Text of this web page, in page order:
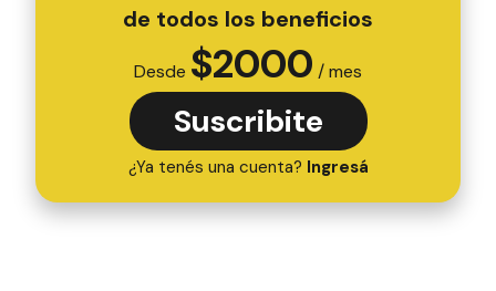
de todos los beneficios
Desde $2000 / mes
Suscribite
¿Ya tenés una cuenta? Ingresá